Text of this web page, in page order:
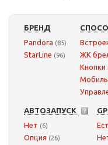
БРЕНД
Pandora (85)
StarLine (96) ЖК
Кнопки
АВТОЗАПУСК
Нет (6)
Опция (26)